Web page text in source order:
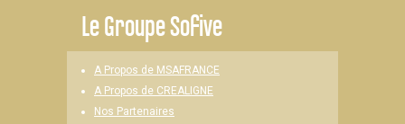
LeGroupe Sofive
A Propos de MSAFRANCE
A Propos de CREALIGNE
Nos Partenaires